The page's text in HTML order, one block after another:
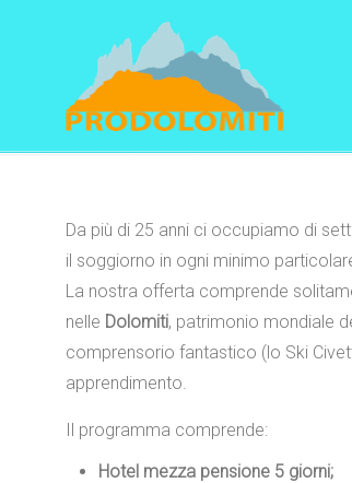
Da più di 25 anni ci occupiamo di
il soggiorno in ogni minimo
La nostra offerta comprende
nelle Dolomiti, patrimonio mondiale
comprensorio fantastico (lo Ski
apprendimento.
Il programma comprende:
Hotel mezza pensione 5 giorni;